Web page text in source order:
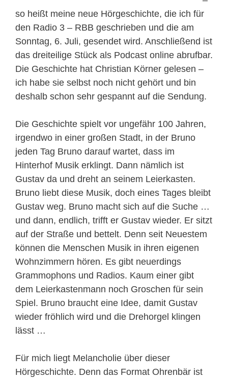
so heißt meine neue Hörgeschichte, die ich für
den Radio 3 – RBB geschrieben und die am
Sonntag, 6. Juli, gesendet wird. Anschließend ist
das dreiteilige Stück als Podcast online abrufbar.
Die Geschichte hat Christian Körner gelesen –
ich habe sie selbst noch nicht gehört und bin
deshalb schon sehr gespannt auf die Sendung.
Die Geschichte spielt vor ungefähr 100 Jahren,
irgendwo in einer großen Stadt, in der Bruno
jeden Tag Bruno darauf wartet, dass im
Hinterhof Musik erklingt. Dann nämlich ist
Gustav da und dreht an seinem Leierkasten.
Bruno liebt diese Musik, doch eines Tages bleibt
Gustav weg. Bruno macht sich auf die Suche …
und dann, endlich, trifft er Gustav wieder. Er sitzt
auf der Straße und bettelt. Denn seit Neuestem
können die Menschen Musik in ihren eigenen
Wohnzimmern hören. Es gibt neuerdings
Grammophons und Radios. Kaum einer gibt
dem Leierkastenmann noch Groschen für sein
Spiel. Bruno braucht eine Idee, damit Gustav
wieder fröhlich wird und die Drehorgel klingen
lässt …
Für mich liegt Melancholie über dieser
Hörgeschichte. Denn das Format Ohrenbär ist